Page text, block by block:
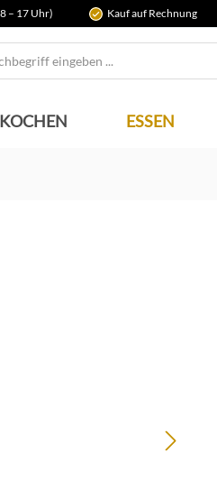
– 17 Uhr) Kauf auf Rechnung
KOCHEN ESSEN